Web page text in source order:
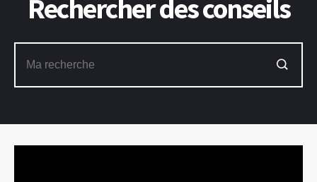
Rechercher des conseils